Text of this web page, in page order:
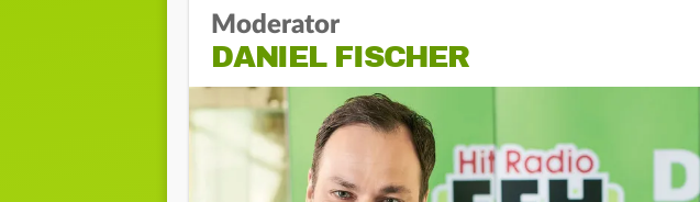
Moderator
DANIEL FISCHER